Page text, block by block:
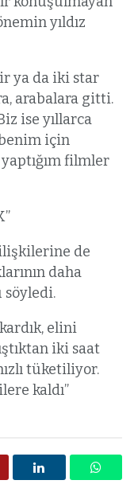
yıldız
ya da iki star
arabalara gitti.
ise yıllarca
için
filmler
de
daha
söyledi.
elini
iki saat
tüketiliyor.
kaldı”